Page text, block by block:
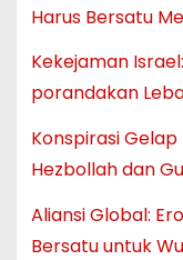
Harus Bersatu
Kekejaman
porandakan
Konspirasi
Hezbollah dan
Aliansi Global:
Bersatu untuk